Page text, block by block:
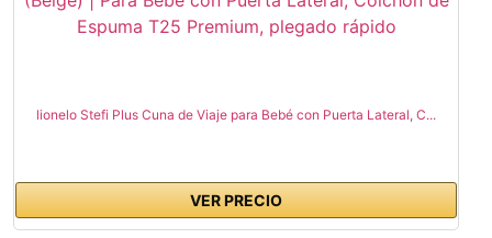
lionelo Stefi Plus Cuna de Viaje para Bebé con Puerta Lateral, C...
VER PRECIO